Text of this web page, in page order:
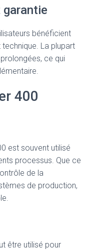
bénéficient
La plupart
ce qui
400
est souvent utilisé
processus. Que ce
de la
de production,
être utilisé pour